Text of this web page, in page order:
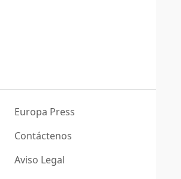
Europa Press
Contáctenos
Aviso Legal